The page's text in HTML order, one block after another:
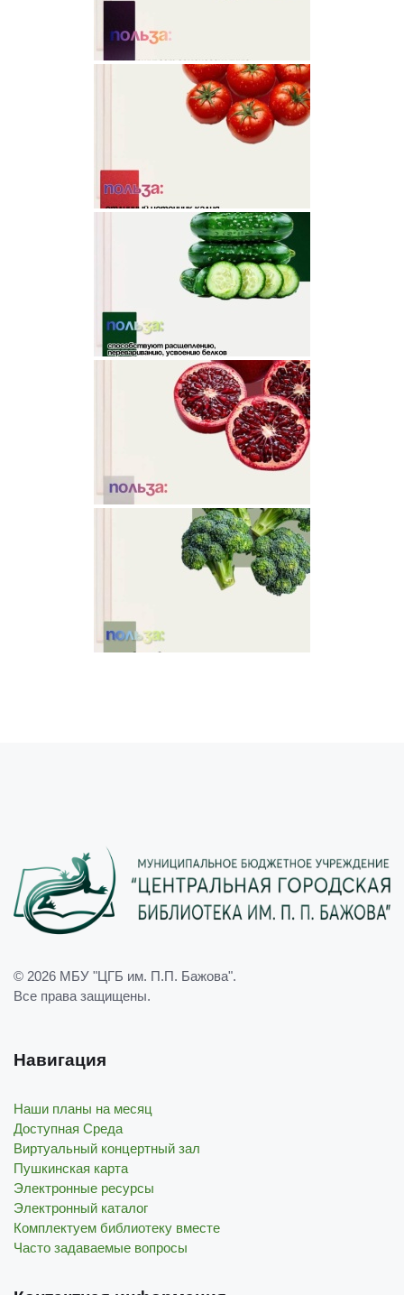
© 2026 МБУ "ЦГБ им. П.П. Бажова".
Все права защищены.
Навигация
Наши планы на месяц
Доступная Среда
Виртуальный концертный зал
Пушкинская карта
Электронные ресурсы
Электронный каталог
Комплектуем библиотеку вместе
Часто задаваемые вопросы